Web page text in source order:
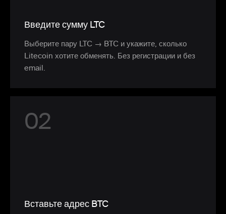
Введите сумму LTC
Выберите пару LTC → BTC и укажите, сколько
Litecoin хотите обменять. Без регистрации и без
email.
02
Вставьте адрес BTC